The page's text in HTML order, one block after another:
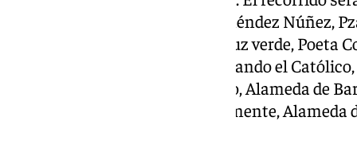
Agustín, Echegaray, Granada, méndez Núñez,
Madre de Dios, Peña, Frailes, Cruz verde,
de la Victoria, San Patricio, Fernando el
Micaela, Alameda del Patrocinio, Alameda de
Miguel de Unamuno, Rojas Clemente,